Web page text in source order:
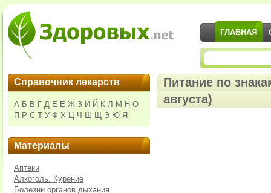
ГЛАВНАЯ
Справочник лекарств
А Б В Г Д Е Ё Ж З И Й К Л М Н О
П Р С Т У Ф Х Ц Ч Ш Щ Э Ю Я
Материалы
Аптеки
Алкоголь. Курение
Болезни органов дыхания
Питание по
августа)